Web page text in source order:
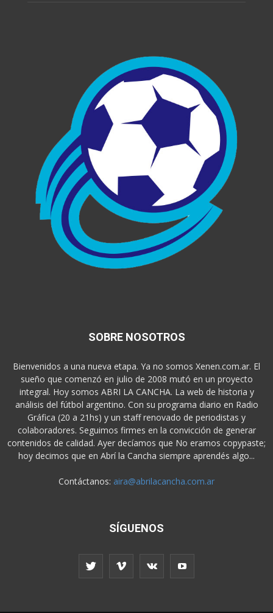
SOBRE NOSOTROS
Bienvenidos a una nueva etapa. Ya no somos Xenen.com.ar. El
sueño que comenzó en julio de 2008 mutó en un proyecto
integral. Hoy somos ABRI LA CANCHA. La web de historia y
análisis del fútbol argentino. Con su programa diario en Radio
Gráfica (20 a 21hs) y un staff renovado de periodistas y
colaboradores. Seguimos firmes en la convicción de generar
contenidos de calidad. Ayer decíamos que No eramos copypaste;
hoy decimos que en Abrí la Cancha siempre aprendés algo...
Contáctanos: aira@abrilacancha.com.ar
SÍGUENOS